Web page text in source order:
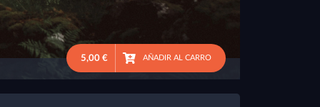
5,00 € AÑADIR AL CARRO